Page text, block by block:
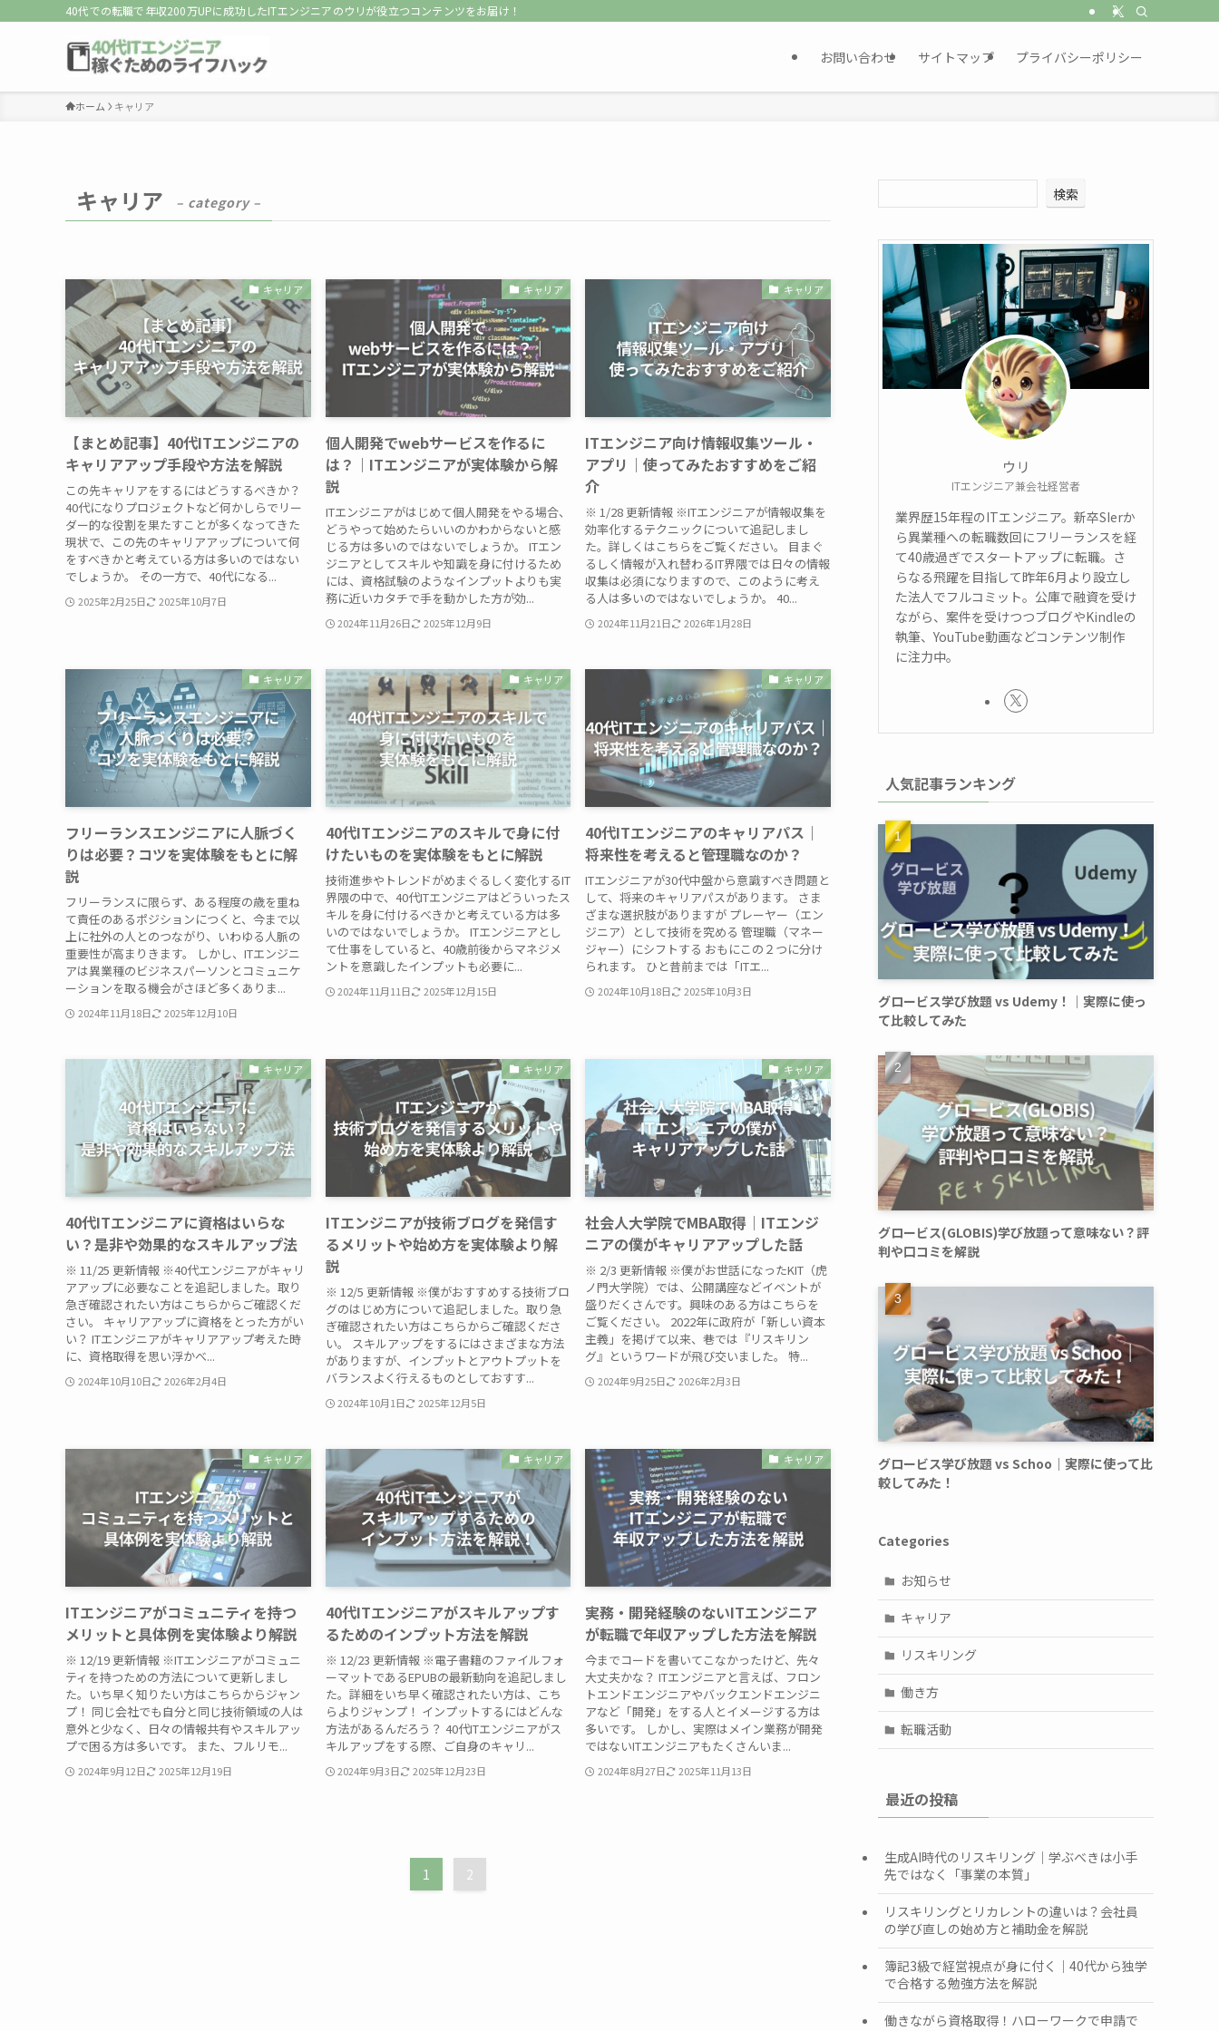
40代での転職で年収200万UPに成功したITエンジニアのウリが役立つコンテンツをお届け！
お問い合わせ サイトマップ プライバシーポリシー
ホーム キャリア
キャリア – category –
キャリア
【まとめ記事】40代ITエンジニアの
キャリアアップ手段や方法を解説
この先キャリアをするにはどうするべきか？
40代になりプロジェクトなど何かしらでリー
ダー的な役割を果たすことが多くなってきた
現状で、この先のキャリアアップについて何
をすべきかと考えている方は多いのではない
でしょうか。 その一方で、40代になる...
2025年2月25日 2025年10月7日
キャリア
個人開発でwebサービスを作るに
は？｜ITエンジニアが実体験から解
説
ITエンジニアがはじめて個人開発をやる場合、
どうやって始めたらいいのかわからないと感
じる方は多いのではないでしょうか。 ITエン
ジニアとしてスキルや知識を身に付けるため
には、資格試験のようなインプットよりも実
務に近いカタチで手を動かした方が効...
2024年11月26日 2025年12月9日
キャリア
ITエンジニア向け情報収集ツール・
アプリ｜使ってみたおすすめをご紹
介
※ 1/28 更新情報 ※ITエンジニアが情報収集を
効率化するテクニックについて追記しまし
た。詳しくはこちらをご覧ください。 目まぐ
るしく情報が入れ替わるIT界隈では日々の情報
収集は必須になりますので、このように考え
る人は多いのではないでしょうか。 40...
2024年11月21日 2026年1月28日
キャリア
フリーランスエンジニアに人脈づく
りは必要？コツを実体験をもとに解
説
フリーランスに限らず、ある程度の歳を重ね
て責任のあるポジションにつくと、今まで以
上に社外の人とのつながり、いわゆる人脈の
重要性が高まりきます。 しかし、ITエンジニ
アは異業種のビジネスパーソンとコミュニケ
ーションを取る機会がさほど多くありま...
2024年11月18日 2025年12月10日
キャリア
40代ITエンジニアのスキルで身に付
けたいものを実体験をもとに解説
技術進歩やトレンドがめまぐるしく変化するIT
界隈の中で、40代ITエンジニアはどういったス
キルを身に付けるべきかと考えている方は多
いのではないでしょうか。 ITエンジニアとし
て仕事をしていると、40歳前後からマネジメ
ントを意識したインプットも必要に...
2024年11月11日 2025年12月15日
キャリア
40代ITエンジニアのキャリアパス｜
将来性を考えると管理職なのか？
ITエンジニアが30代中盤から意識すべき問題と
して、将来のキャリアパスがあります。 さま
ざまな選択肢がありますが プレーヤー（エン
ジニア）として技術を究める 管理職（マネー
ジャー）にシフトする おもにこの２つに分け
られます。 ひと昔前までは「ITエ...
2024年10月18日 2025年10月3日
キャリア
40代ITエンジニアに資格はいらな
い？是非や効果的なスキルアップ法
※ 11/25 更新情報 ※40代エンジニアがキャリ
アアップに必要なことを追記しました。取り
急ぎ確認されたい方はこちらからご確認くだ
さい。 キャリアアップに資格をとった方がい
い？ ITエンジニアがキャリアアップ考えた時
に、資格取得を思い浮かべ...
2024年10月10日 2026年2月4日
キャリア
ITエンジニアが技術ブログを発信す
るメリットや始め方を実体験より解
説
※ 12/5 更新情報 ※僕がおすすめする技術ブロ
グのはじめ方について追記しました。取り急
ぎ確認されたい方はこちらからご確認くださ
い。 スキルアップをするにはさまざまな方法
がありますが、インプットとアウトプットを
バランスよく行えるものとしておすす...
2024年10月1日 2025年12月5日
キャリア
社会人大学院でMBA取得｜ITエンジ
ニアの僕がキャリアアップした話
※ 2/3 更新情報 ※僕がお世話になったKIT（虎
ノ門大学院）では、公開講座などイベントが
盛りだくさんです。興味のある方はこちらを
ご覧ください。 2022年に政府が「新しい資本
主義」を掲げて以来、巷では『リスキリン
グ』というワードが飛び交いました。 特...
2024年9月25日 2026年2月3日
キャリア
ITエンジニアがコミュニティを持つ
メリットと具体例を実体験より解説
※ 12/19 更新情報 ※ITエンジニアがコミュニ
ティを持つための方法について更新しまし
た。いち早く知りたい方はこちらからジャン
プ！ 同じ会社でも自分と同じ技術領域の人は
意外と少なく、日々の情報共有やスキルアッ
プで困る方は多いです。 また、フルリモ...
2024年9月12日 2025年12月19日
キャリア
40代ITエンジニアがスキルアップす
るためのインプット方法を解説
※ 12/23 更新情報 ※電子書籍のファイルフォ
ーマットであるEPUBの最新動向を追記しまし
た。詳細をいち早く確認されたい方は、こち
らよりジャンプ！ インプットするにはどんな
方法があるんだろう？ 40代ITエンジニアがス
キルアップをする際、ご自身のキャリ...
2024年9月3日 2025年12月23日
キャリア
実務・開発経験のないITエンジニア
が転職で年収アップした方法を解説
今までコードを書いてこなかったけど、先々
大丈夫かな？ ITエンジニアと言えば、フロン
トエンドエンジニアやバックエンドエンジニ
アなど「開発」をする人とイメージする方は
多いです。 しかし、実際はメイン業務が開発
ではないITエンジニアもたくさんいま...
2024年8月27日 2025年11月13日
1 2
検索
ウリ
ITエンジニア兼会社経営者
業界歴15年程のITエンジニア。新卒SIerか
ら異業種への転職数回にフリーランスを経
て40歳過ぎでスタートアップに転職。さ
らなる飛躍を目指して昨年6月より設立し
た法人でフルコミット。公庫で融資を受け
ながら、案件を受けつつブログやKindleの
執筆、YouTube動画などコンテンツ制作
に注力中。
人気記事ランキング
グロービス学び放題 vs Udemy！｜実際に使っ
て比較してみた
グロービス(GLOBIS)学び放題って意味ない？評
判や口コミを解説
グロービス学び放題 vs Schoo｜実際に使って比
較してみた！
Categories
お知らせ
キャリア
リスキリング
働き方
転職活動
最近の投稿
生成AI時代のリスキリング｜学ぶべきは小手
先ではなく「事業の本質」
リスキリングとリカレントの違いは？会社員
の学び直しの始め方と補助金を解説
簿記3級で経営視点が身に付く｜40代から独学
で合格する勉強方法を解説
働きながら資格取得！ハローワークで申請で